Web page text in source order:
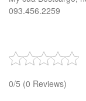
093.456.2259
0/5 (0 Reviews)